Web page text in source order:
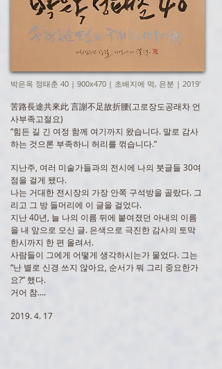
박은옥 정태춘 40 | 900x470 | 초배지에 먹, 은분 | 2019'
苦路長途共來此 言謝不足故折腰(고로장도공래차 언
사부족고절요)
“힘든 길 긴 여정 함께 여기까지 왔습니다. 말로 감사
하는 것으론 부족하니 허리를 꺾습니다.”
지난주, 여러 미술가들과의 전시에 나의 붓글들 30여
점을 걸게 됐다.
나는 거대한 전시장의 가장 안쪽 구석방을 골랐다. 그
리고 그 방 들머리에 이 글을 걸었다.
지난 40년, 늘 나의 이름 뒤에 붙여졌던 아내의 이름
을 내 앞으로 모신 글. 은색으로 극진한 감사의 토막
한시까지 한 편 올려서.
사람들이 그에게 어떻게 생각하시는가 물었다. 그는
“난 별로 신경 쓰지 않아요, 순서가 뭐 그리 중요한가
요?” 했다.
거어 참….
2019. 4. 17